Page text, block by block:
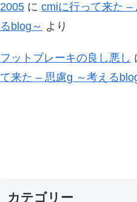
2005 に cmiに行って来た –
るblog～ より
フットブレーキの良し悪し
て来た – 思慮g ～考える
カテゴリー